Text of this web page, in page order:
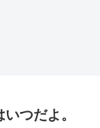
つだよ。